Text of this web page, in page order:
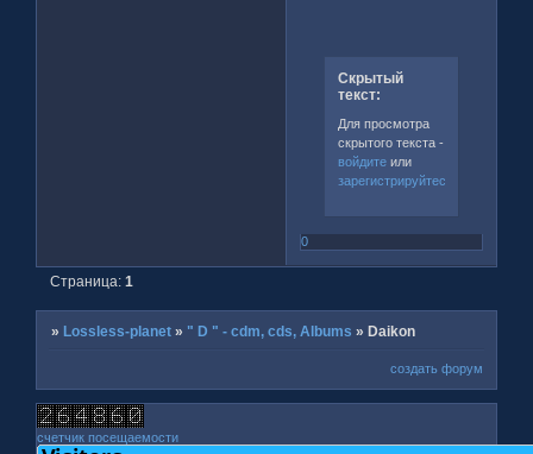
Скрытый
текст:
Для просмотра
скрытого текста -
войдитеили
зарегистрируйтесь
0
Страница:1
»Lossless-planet » " D " - cdm, cds, Albums »Daikon
создать форум
счетчик посещаемости